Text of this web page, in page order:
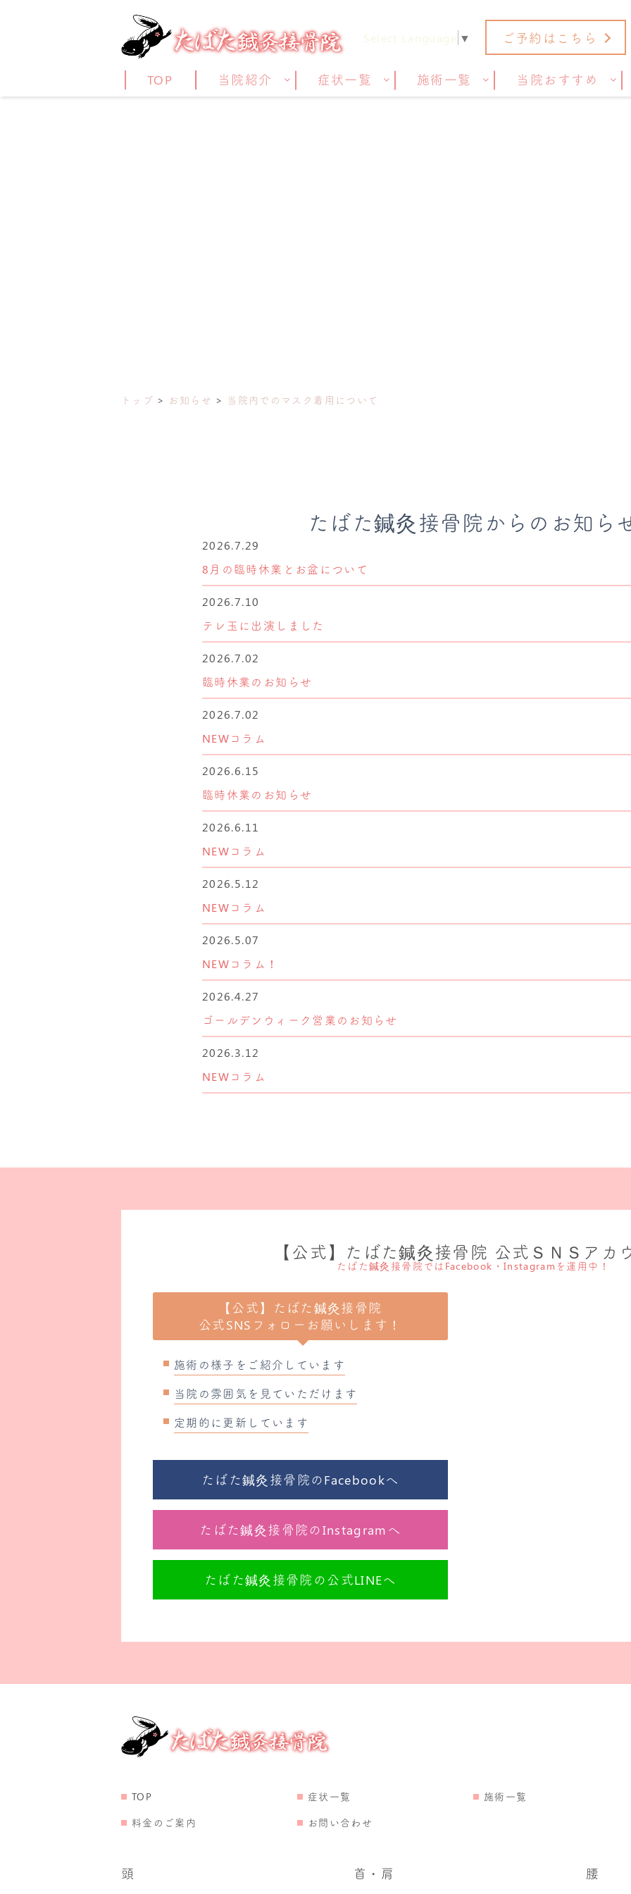
Select Language ▼ ご予約はこちら
TOP 当院紹介 症状一覧 施術一覧 当院おすすめ
トップ お知らせ 当院内でのマスク着用について
たばた鍼灸接骨院からのお知ら
2026.7.29
8月の臨時休業とお盆について
2026.7.10
テレ玉に出演しました
2026.7.02
臨時休業のお知らせ
2026.7.02
NEWコラム
2026.6.15
臨時休業のお知らせ
2026.6.11
NEWコラム
2026.5.12
NEWコラム
2026.5.07
NEWコラム！
2026.4.27
ゴールデンウィーク営業のお知らせ
2026.3.12
NEWコラム
【公式】たばた鍼灸接骨院 公式ＳＮＳアカ
たばた鍼灸接骨院ではFacebook・Instagramを運用中！
【公式】たばた鍼灸接骨院
公式SNSフォローお願いします！
施術の様子をご紹介しています
当院の雰囲気を見ていただけます
定期的に更新しています
たばた鍼灸接骨院のFacebookへ
たばた鍼灸接骨院のInstagramへ
たばた鍼灸接骨院の公式LINEへ
TOP 症状一覧
施術一覧
料金のご案内
お問い合わせ
頭 首・肩 腰